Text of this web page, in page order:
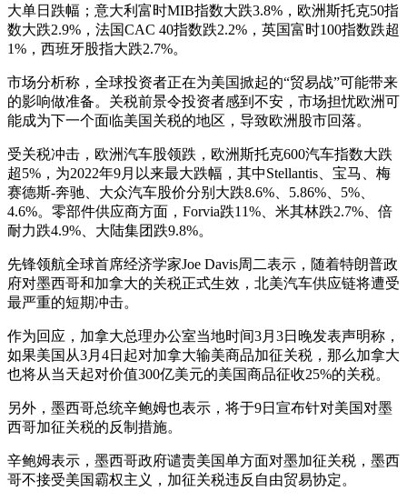
大单日跌幅；意大利富时MIB指数大跌3.8%，欧洲斯托克50指
数大跌2.9%，法国CAC 40指数跌2.2%，英国富时100指数跌超
1%，西班牙股指大跌2.7%。
市场分析称，全球投资者正在为美国掀起的“贸易战”可能带来
的影响做准备。关税前景令投资者感到不安，市场担忧欧洲可
能成为下一个面临美国关税的地区，导致欧洲股市回落。
受关税冲击，欧洲汽车股领跌，欧洲斯托克600汽车指数大跌
超5%，为2022年9月以来最大跌幅，其中Stellantis、宝马、梅
赛德斯-奔驰、大众汽车股价分别大跌8.6%、5.86%、5%、
4.6%。零部件供应商方面，Forvia跌11%、米其林跌2.7%、倍
耐力跌4.9%、大陆集团跌9.8%。
先锋领航全球首席经济学家Joe Davis周二表示，随着特朗普政
府对墨西哥和加拿大的关税正式生效，北美汽车供应链将遭受
最严重的短期冲击。
作为回应，加拿大总理办公室当地时间3月3日晚发表声明称，
如果美国从3月4日起对加拿大输美商品加征关税，那么加拿大
也将从当天起对价值300亿美元的美国商品征收25%的关税。
另外，墨西哥总统辛鲍姆也表示，将于9日宣布针对美国对墨
西哥加征关税的反制措施。
辛鲍姆表示，墨西哥政府谴责美国单方面对墨加征关税，墨西
哥不接受美国霸权主义，加征关税违反自由贸易协定。